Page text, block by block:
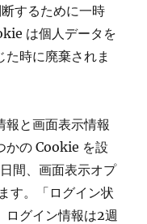
するために一時
は個人データを
時に廃棄されま
報と画面表示情報
かの Cookie を設
間、画面表示オプ
す。「ログイン状
ログイン情報は2週